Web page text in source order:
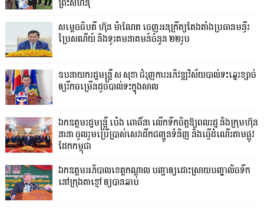
ព្រះសីហនុ
សម្តេចធិបតី ហ៊ុន ម៉ាណែត ចេញអនុក្រឹត្យតែងតាំងប្រធានមន្ទីរ
ប្រៃសណីយ៍ និងទូរគមនាគមន៍ចំនួន ២២រូប
ឧបនាយករដ្ឋមន្ដ្រី ស សុខា ជំរុញការអភិវឌ្ឍវិស័យបាល់ទះឆ្នេរខ្សាច់
ឲ្យរីកចម្រើនដូចបាល់ទះក្នុងសាល
ឯកឧត្តមរដ្ឋមន្ត្រី ប៉េង ពោធិ៍នា លើកទឹកចិត្តឱ្យពលរដ្ឋ និងក្រុមហ៊ុន
នានា ចូលរួមប្រើប្រាស់សេវាដឹកជញ្ជូនទំនិញ និងធ្វើដំណើរតាមផ្លូវ
ដែកកម្ពុជា
ឯកឧត្តមអភិបាលខេត្តកណ្ដាល បញ្ជាឲ្យដោះស្រាយបញ្ហាលិចទឹក
នៅក្រុងតាខ្មៅ ឲ្យបានឆាប់